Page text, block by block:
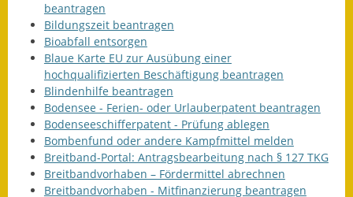
beantragen
Bildungszeit beantragen
Bioabfall entsorgen
Blaue Karte EU zur Ausübung einer
hochqualifizierten Beschäftigung beantragen
Blindenhilfe beantragen
Bodensee - Ferien- oder Urlauberpatent beantragen
Bodenseeschifferpatent - Prüfung ablegen
Bombenfund oder andere Kampfmittel melden
Breitband-Portal: Antragsbearbeitung nach § 127 TKG
Breitbandvorhaben – Fördermittel abrechnen
Breitbandvorhaben - Mitfinanzierung beantragen